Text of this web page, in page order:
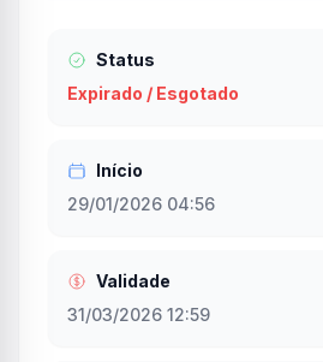
Status
Expirado / Esgotado
Início
29/01/2026 04:56
Validade
31/03/2026 12:59